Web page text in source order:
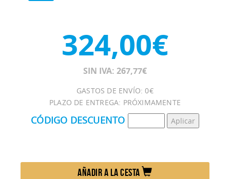
324,00€
SIN IVA: 267,77€
GASTOS DE ENVÍO: 0€
PLAZO DE ENTREGA: PRÓXIMAMENTE
CÓDIGO DESCUENTO
AÑADIR A LA CESTA